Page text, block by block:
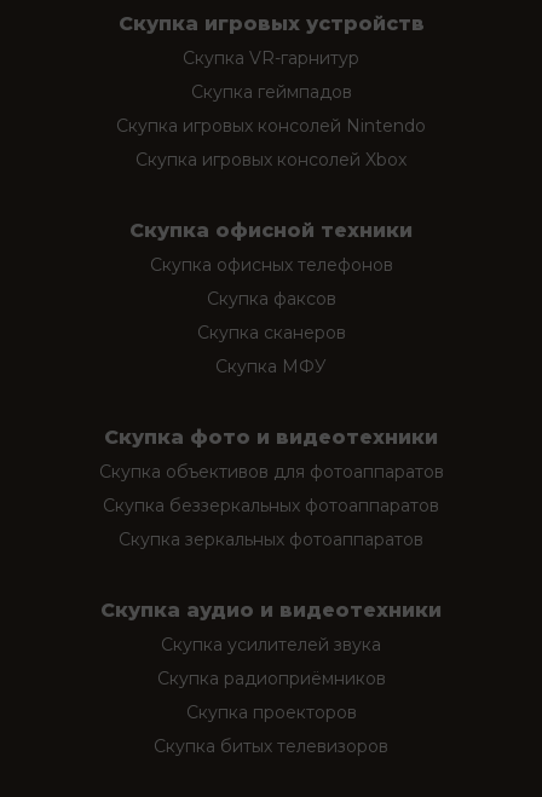
Скупка игровых устройств
Скупка VR-гарнитур
Скупка геймпадов
Скупка игровых консолей Nintendo
Скупка игровых консолей Xbox
Скупка офисной техники
Скупка офисных телефонов
Скупка факсов
Скупка сканеров
Скупка МФУ
Скупка фото и видеотехники
Скупка объективов для фотоаппаратов
Скупка беззеркальных фотоаппаратов
Скупка зеркальных фотоаппаратов
Скупка аудио и видеотехники
Скупка усилителей звука
Скупка радиоприёмников
Скупка проекторов
Скупка битых телевизоров